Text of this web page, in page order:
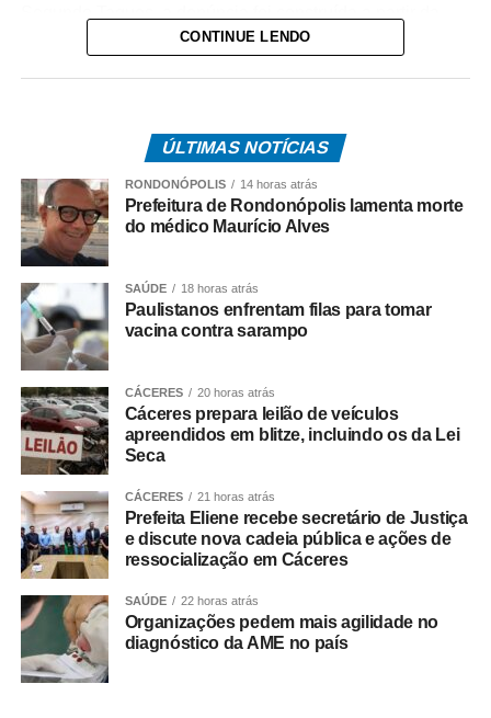
análise de documentos que, na avaliação dele, apontam
*Como surgiu o caso*
O acordo investigado envolve uma disputa tributária entre
o Governo de Mato Grosso e a Oi S.A., encerrada por
meio de um acordo administrativo que movimentou cerca
de R$ 308 milhões.
Na coletiva, Pedro Taques afirmou que o Estado possuía
decisões judiciais favoráveis e que, por isso, não haveria
fundamento jurídico para a celebração do acordo da
forma como ocorreu. Segundo ele, a legislação estadual
que criou a Câmara de Resolução Consensual de
Conflitos, a *Consenso-MT*, não autorizaria esse tipo de
negociação envolvendo créditos tributários.
O ex-governador também disse que sua equipe
identificou movimentações financeiras consideradas
suspeitas envolvendo fundos de investimento ligados aos
valores pagos no acordo. As informações foram reunidas
em uma representação encaminhada à PGR, que
posteriormente resultou na abertura das investigações
pela Polícia Federal.
CONTINUE LENDO
ÚLTIMAS NOTÍCIAS
RONDONÓPOLIS 14 horas atrás
Prefeitura de Rondonópolis lamenta morte
do médico Maurício Alves
SAÚDE 18 horas atrás
Paulistanos enfrentam filas para tomar
vacina contra sarampo
CÁCERES 20 horas atrás
Cáceres prepara leilão de veículos
apreendidos em blitze, incluindo os da Lei
Seca
CÁCERES 21 horas atrás
Prefeita Eliene recebe secretário de Justiça
e discute nova cadeia pública e ações de
ressocialização em Cáceres
SAÚDE 22 horas atrás
Organizações pedem mais agilidade no
diagnóstico da AME no país